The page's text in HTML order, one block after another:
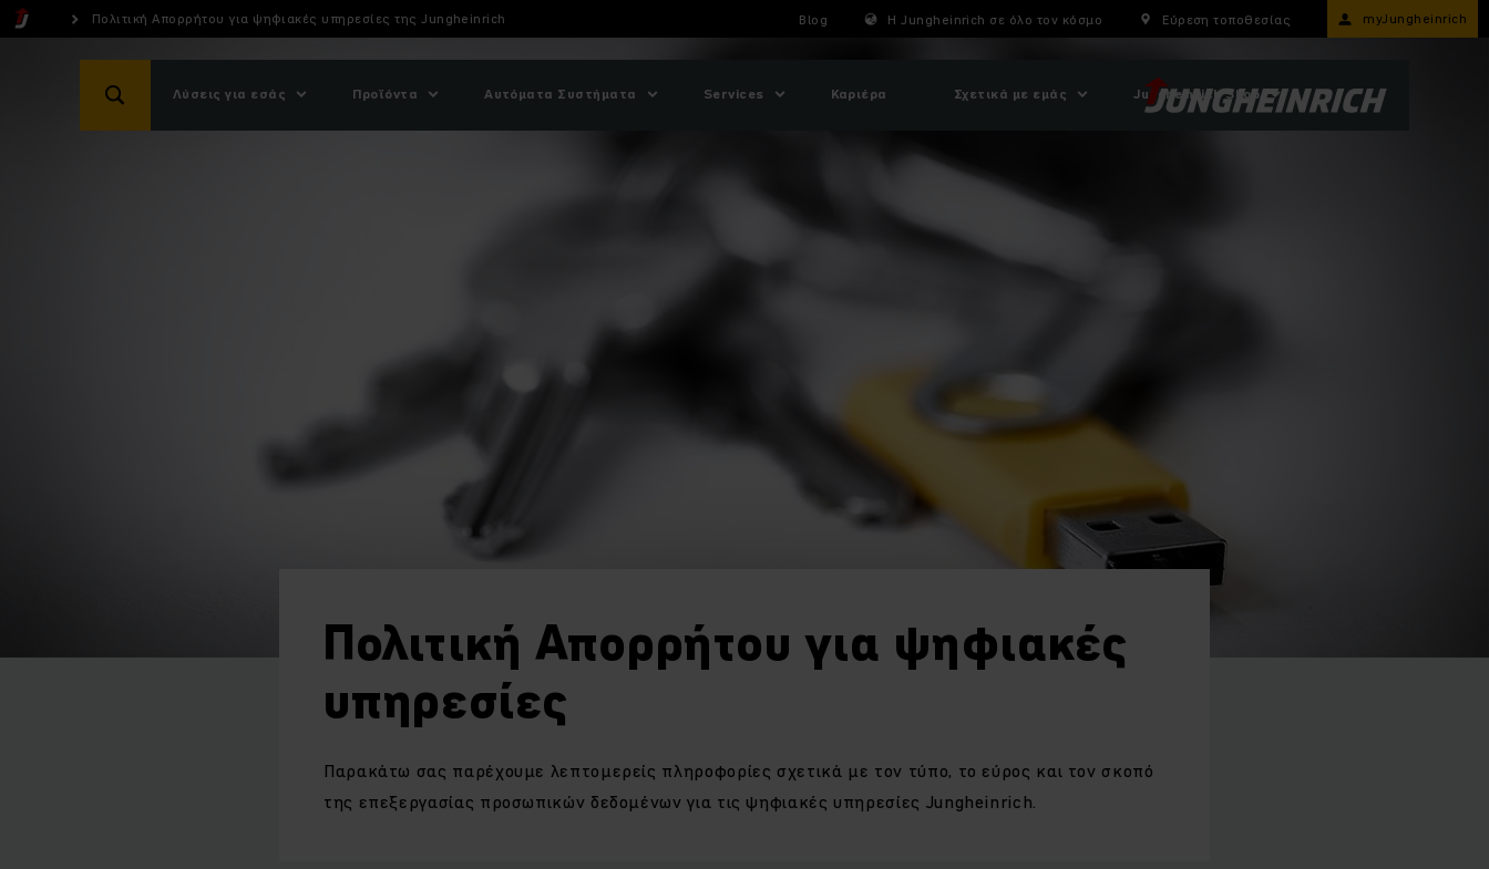
Πολιτική Απορρήτου για ψηφιακές υπηρεσίες της Jungheinrich Blog Η Jungheinrich σε όλο τον κόσμο Εύρεση τοποθεσίας myJungheinrich
Λύσεις για εσάς Προϊόντα Αυτόματα Συστήματα Services Καριέρα Σχετικά με εμάς Jungheinrich Shop
Πολιτική Απορρήτου για ψηφιακές
υπηρεσίες
Παρακάτω σας παρέχουμε λεπτομερείς πληροφορίες σχετικά με τον τύπο, το εύρος και τον σκοπό
της επεξεργασίας προσωπικών δεδομένων για τις ψηφιακές υπηρεσίες Jungheinrich.